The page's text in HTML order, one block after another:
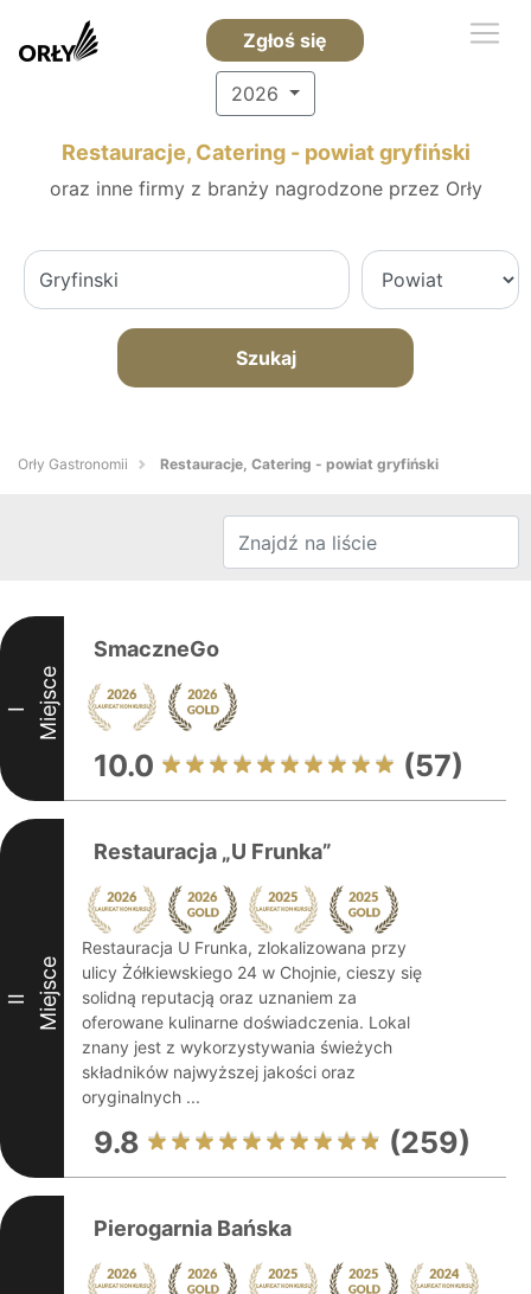
Zgłoś się
2026
Restauracje, Catering - powiat gryfiński
oraz inne firmy z branży nagrodzone przez Orły
Szukaj
Orły Gastronomii Restauracje, Catering - powiat gryfiński
I Miejsce
SmaczneGo
10.0 (57)
II Miejsce
Restauracja „U Frunka”
Restauracja U Frunka, zlokalizowana przy
ulicy Żółkiewskiego 24 w Chojnie, cieszy się
solidną reputacją oraz uznaniem za
oferowane kulinarne doświadczenia. Lokal
znany jest z wykorzystywania świeżych
składników najwyższej jakości oraz
oryginalnych ...
9.8 (259)
Pierogarnia Bańska